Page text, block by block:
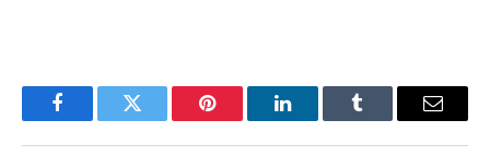
FacebookTwitter Pinterest LinkedInTumblr Email